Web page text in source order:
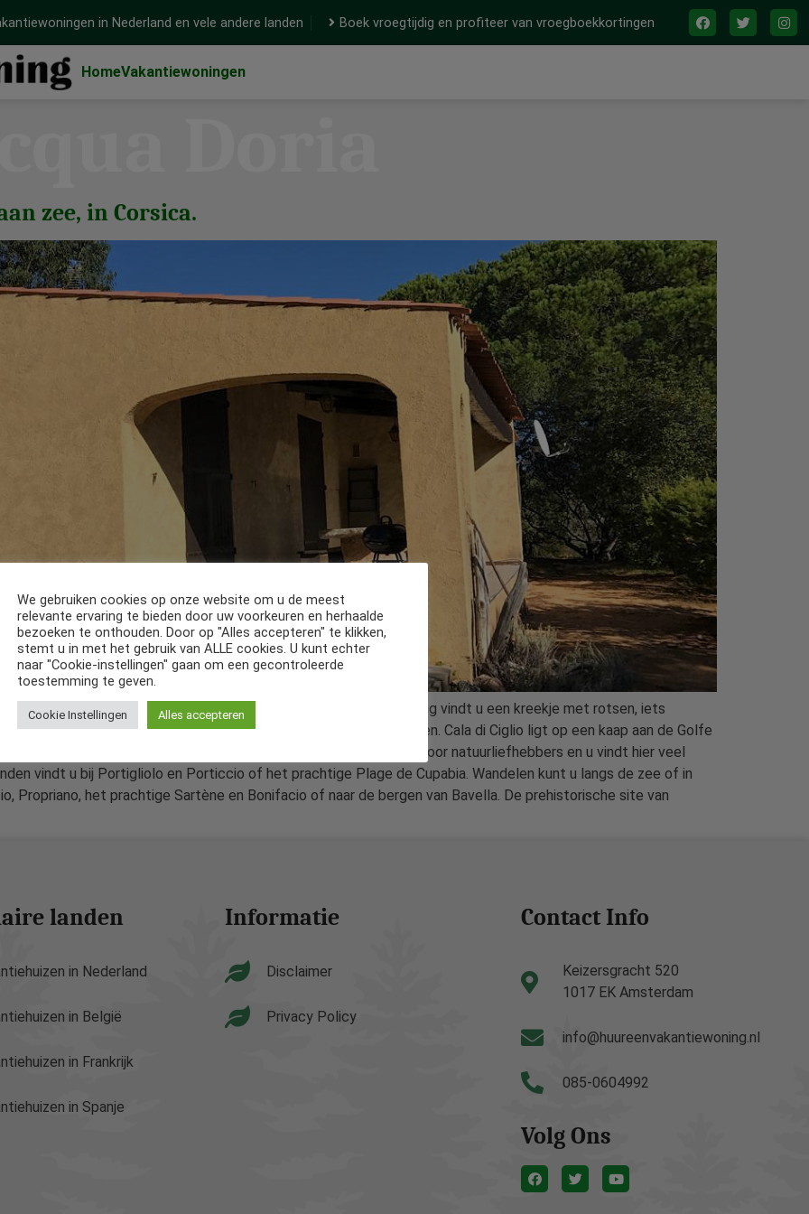
in Nederland en vele andere landen Boek vroegtijdig en profiteer van vroegboekkortingen
HomeVakantiewoningen
zee, in Corsica.
direct aan zee gelegen. Op ca 50 meter van deze vakantiewoning vindt u een kreekje met rotsen, iets
u een schitterend uitzicht over de zee en de omringende bergen. Cala di Ciglio ligt op een kaap aan de Golfe
prachtige steden Ajaccio en Propriano. Het huis is een paradijs voor natuurliefhebbers en u vindt hier veel
vindt u bij Portigliolo en Porticcio of het prachtige Plage de Cupabia. Wandelen kunt u langs de zee of in
Propriano, het prachtige Sartène en Bonifacio of naar de bergen van Bavella. De prehistorische site van
landen
in Nederland
in België
in Frankrijk
in Spanje
Informatie
Disclaimer
Privacy Policy
Contact Info
Keizersgracht 520
1017 EK Amsterdam
info@huureenvakantiewoning.nl
085-0604992
Volg Ons
We gebruiken cookies op onze website om u de meest
relevante ervaring te bieden door uw voorkeuren en herhaalde
bezoeken te onthouden. Door op "Alles accepteren" te klikken,
stemt u in met het gebruik van ALLE cookies. U kunt echter
naar "Cookie-instellingen" gaan om een gecontroleerde
toestemming te geven.
Cookie Instellingen Alles accepteren